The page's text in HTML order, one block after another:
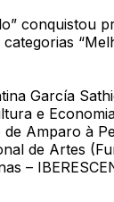
conquistou
García
e
Amparo à
de Artes
–